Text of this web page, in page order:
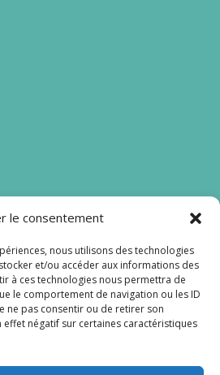
le consentement
nous utilisons des technologies
et/ou accéder aux informations des
à ces technologies nous permettra de
le comportement de navigation ou les ID
ne pas consentir ou de retirer son
négatif sur certaines caractéristiques